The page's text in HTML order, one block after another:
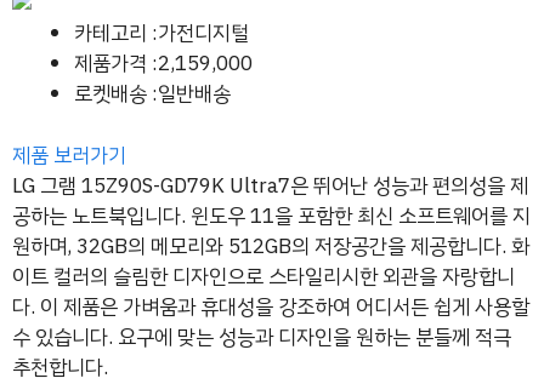
카테고리 :가전디지털
제품가격 :2,159,000
로켓배송 :일반배송
제품 보러가기
LG 그램 15Z90S-GD79K Ultra7은 뛰어난 성능과 편의성을 제
공하는 노트북입니다. 윈도우 11을 포함한 최신 소프트웨어를 지
원하며, 32GB의 메모리와 512GB의 저장공간을 제공합니다. 화
이트 컬러의 슬림한 디자인으로 스타일리시한 외관을 자랑합니
다. 이 제품은 가벼움과 휴대성을 강조하여 어디서든 쉽게 사용할
수 있습니다. 요구에 맞는 성능과 디자인을 원하는 분들께 적극
추천합니다.